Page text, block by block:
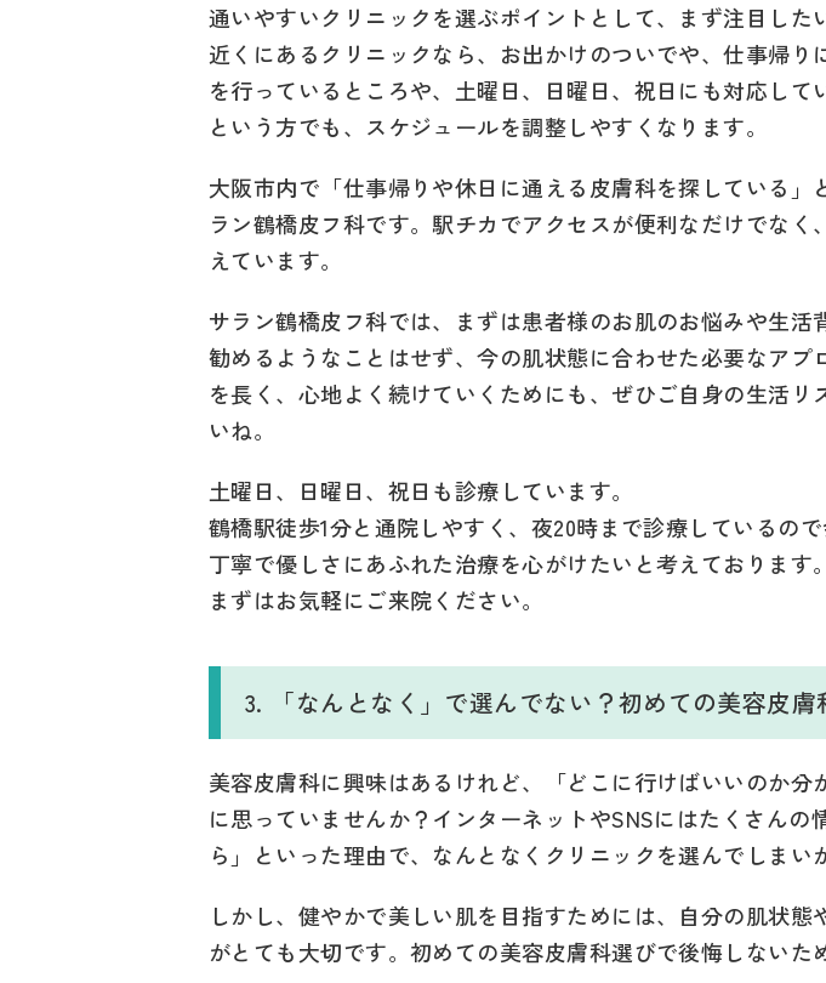
通いやすいクリニックを選ぶポイントとして、まず注目し
近くにあるクリニックなら、お出かけのついでや、仕事帰
を行っているところや、土曜日、日曜日、祝日にも対応し
という方でも、スケジュールを調整しやすくなります。
大阪市内で「仕事帰りや休日に通える皮膚科を探している
ラン鶴橋皮フ科です。駅チカでアクセスが便利なだけでな
えています。
サラン鶴橋皮フ科では、まずは患者様のお肌のお悩みや生
勧めるようなことはせず、今の肌状態に合わせた必要なア
を長く、心地よく続けていくためにも、ぜひご自身の生活
いね。
土曜日、日曜日、祝日も診療しています。
鶴橋駅徒歩1分と通院しやすく、夜20時まで診療しているの
丁寧で優しさにあふれた治療を心がけたいと考えております。
まずはお気軽にご来院ください。
3. 「なんとなく」で選んでない？初めての美容皮
美容皮膚科に興味はあるけれど、「どこに行けばいいのか
に思っていませんか？インターネットやSNSにはたくさん
ら」といった理由で、なんとなくクリニックを選んでしまい
しかし、健やかで美しい肌を目指すためには、自分の肌状
がとても大切です。初めての美容皮膚科選びで後悔しない